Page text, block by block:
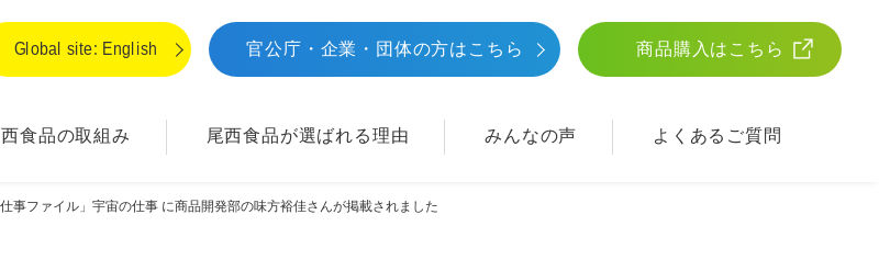
Global site: English 官公庁・企業・団体の方はこちら 商品購入はこちら
食品の取組み 尾西食品が選ばれる理由 みんなの声 よくあるご質問
事ファイル」宇宙の仕事 に商品開発部の味方裕佳さんが掲載されました